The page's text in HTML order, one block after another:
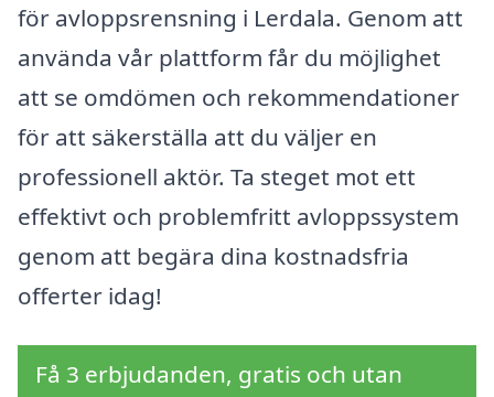
för avloppsrensning i Lerdala. Genom att
använda vår plattform får du möjlighet
att se omdömen och rekommendationer
för att säkerställa att du väljer en
professionell aktör. Ta steget mot ett
effektivt och problemfritt avloppssystem
genom att begära dina kostnadsfria
offerter idag!
Få 3 erbjudanden, gratis och utan